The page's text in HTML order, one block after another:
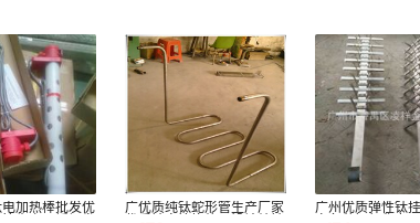
加热棒批发优
广优质纯钛蛇形管生产厂家
广州优质弹性钛